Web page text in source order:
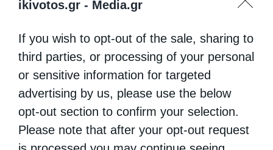
ikivotos.gr - Media.gr
If you wish to opt-out of the sale, sharing to
third parties, or processing of your personal
or sensitive information for targeted
advertising by us, please use the below
opt-out section to confirm your selection.
Please note that after your opt-out request